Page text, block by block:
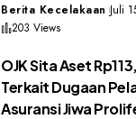
Berita Kecelakaan Juli
203 Views
OJK Sita Aset
Terkait Dugaan
Asuransi Jiwa